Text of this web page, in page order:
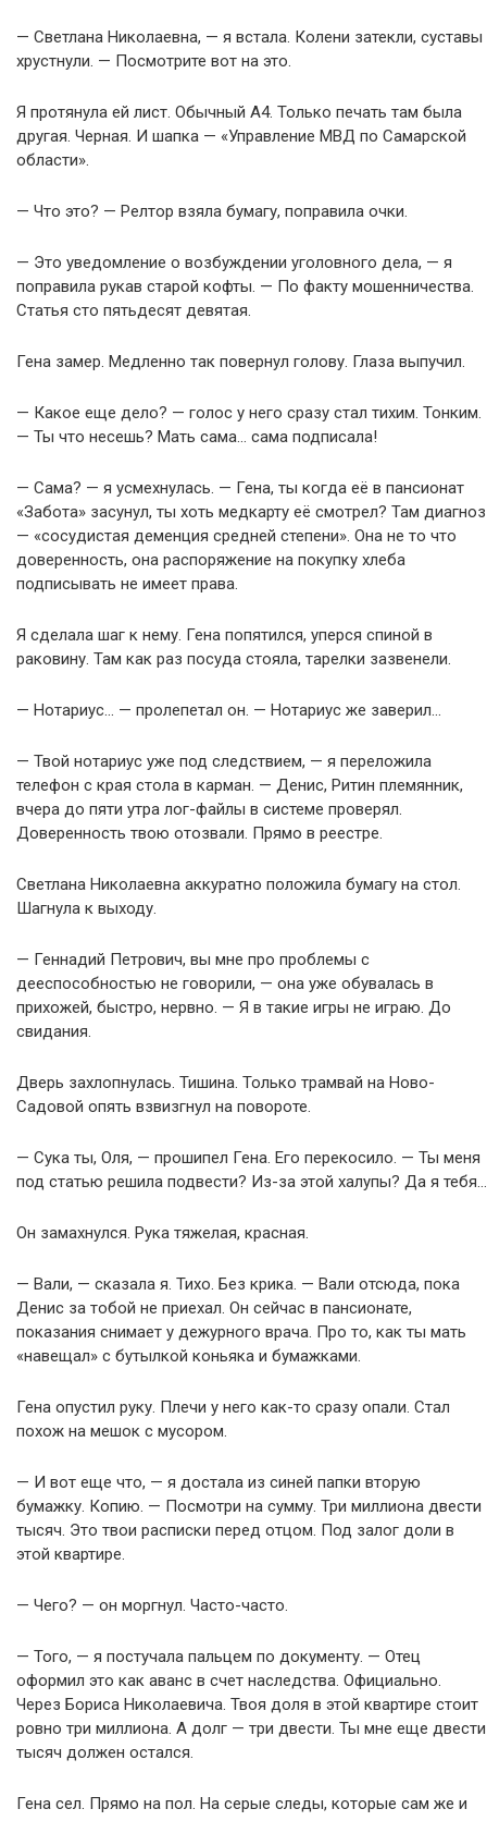
— Светлана Николаевна, — я встала. Колени затекли, суставы
хрустнули. — Посмотрите вот на это.
Я протянула ей лист. Обычный А4. Только печать там была
другая. Черная. И шапка — «Управление МВД по Самарской
области».
— Что это? — Релтор взяла бумагу, поправила очки.
— Это уведомление о возбуждении уголовного дела, — я
поправила рукав старой кофты. — По факту мошенничества.
Статья сто пятьдесят девятая.
Гена замер. Медленно так повернул голову. Глаза выпучил.
— Какое еще дело? — голос у него сразу стал тихим. Тонким.
— Ты что несешь? Мать сама… сама подписала!
— Сама? — я усмехнулась. — Гена, ты когда её в пансионат
«Забота» засунул, ты хоть медкарту её смотрел? Там диагноз
— «сосудистая деменция средней степени». Она не то что
доверенность, она распоряжение на покупку хлеба
подписывать не имеет права.
Я сделала шаг к нему. Гена попятился, уперся спиной в
раковину. Там как раз посуда стояла, тарелки зазвенели.
— Нотариус… — пролепетал он. — Нотариус же заверил…
— Твой нотариус уже под следствием, — я переложила
телефон с края стола в карман. — Денис, Ритин племянник,
вчера до пяти утра лог-файлы в системе проверял.
Доверенность твою отозвали. Прямо в реестре.
Светлана Николаевна аккуратно положила бумагу на стол.
Шагнула к выходу.
— Геннадий Петрович, вы мне про проблемы с
дееспособностью не говорили, — она уже обувалась в
прихожей, быстро, нервно. — Я в такие игры не играю. До
свидания.
Дверь захлопнулась. Тишина. Только трамвай на Ново-
Садовой опять взвизгнул на повороте.
— Сука ты, Оля, — прошипел Гена. Его перекосило. — Ты меня
под статью решила подвести? Из-за этой халупы? Да я тебя…
Он замахнулся. Рука тяжелая, красная.
— Вали, — сказала я. Тихо. Без крика. — Вали отсюда, пока
Денис за тобой не приехал. Он сейчас в пансионате,
показания снимает у дежурного врача. Про то, как ты мать
«навещал» с бутылкой коньяка и бумажками.
Гена опустил руку. Плечи у него как-то сразу опали. Стал
похож на мешок с мусором.
— И вот еще что, — я достала из синей папки вторую
бумажку. Копию. — Посмотри на сумму. Три миллиона двести
тысяч. Это твои расписки перед отцом. Под залог доли в
этой квартире.
— Чего? — он моргнул. Часто-часто.
— Того, — я постучала пальцем по документу. — Отец
оформил это как аванс в счет наследства. Официально.
Через Бориса Николаевича. Твоя доля в этой квартире стоит
ровно три миллиона. А долг — три двести. Ты мне еще двести
тысяч должен остался.
Гена сел. Прямо на пол. На серые следы, которые сам же и